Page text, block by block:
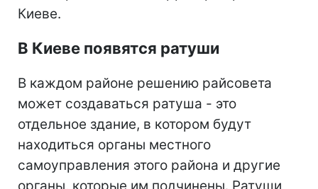
Киеве.
В Киеве появятся ратуши
В каждом районе решению райсовета
может создаваться ратуша - это
отдельное здание, в котором будут
находиться органы местного
самоуправления этого района и другие
органы, которые им подчинены. Ратуши